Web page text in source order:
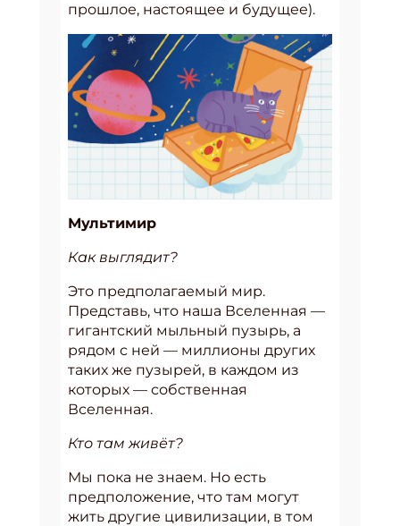
прошлое, настоящее и будущее).
Мультимир
Как выглядит?
Это предполагаемый мир.
Представь, что наша Вселенная —
гигантский мыльный пузырь, а
рядом с ней — миллионы других
таких же пузырей, в каждом из
которых — собственная
Вселенная.
Кто там живёт?
Мы пока не знаем. Но есть
предположение, что там могут
жить другие цивилизации, в том